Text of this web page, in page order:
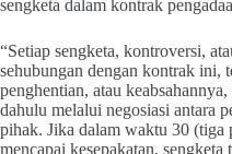
sengketa dalam kontrak
“Setiap sengketa, kontroversi,
sehubungan dengan kontrak ini,
penghentian, atau
dahulu melalui negosiasi antara
pihak. Jika dalam waktu 30 (tiga
mencapai kesepakatan,